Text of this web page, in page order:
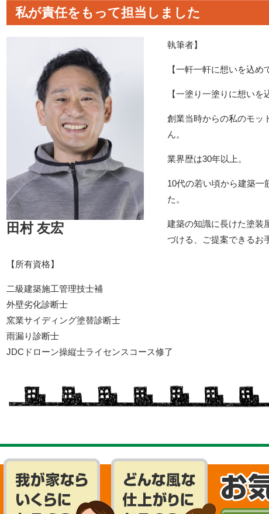
私が責任をもって担当しました
田村 友宏
執筆者】
【一軒一軒に想いを込め
【一塗り一塗りに想いを
創業当時からの私のモッ
ん。
業界歴は30年以上。
10代の若い頃から建築一
た。
建築の知識に長けた塗装
づける、ご提案できるお
【所有資格】
二級建築施工管理技士補
外壁劣化診断士
窯業サイディング塗替診断士
雨漏り診断士
JDCドローン操縦士ライセンスコース修了